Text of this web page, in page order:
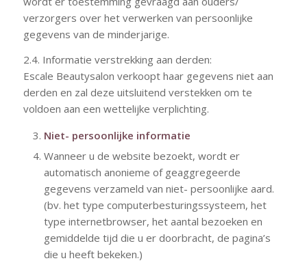
verzorgers over het verwerken van persoonlijke
gegevens van de minderjarige.
2.4. Informatie verstrekking aan derden:
Escale Beautysalon verkoopt haar gegevens niet aan
derden en zal deze uitsluitend verstekken om te
voldoen aan een wettelijke verplichting.
Niet- persoonlijke informatie
Wanneer u de website bezoekt, wordt er
automatisch anonieme of geaggregeerde
gegevens verzameld van niet- persoonlijke aard.
(bv. het type computerbesturingssysteem, het
type internetbrowser, het aantal bezoeken en
gemiddelde tijd die u er doorbracht, de pagina’s
die u heeft bekeken.)